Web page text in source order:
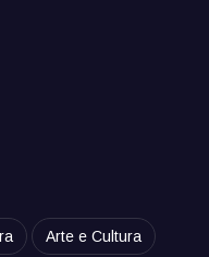
Arte e Cultura